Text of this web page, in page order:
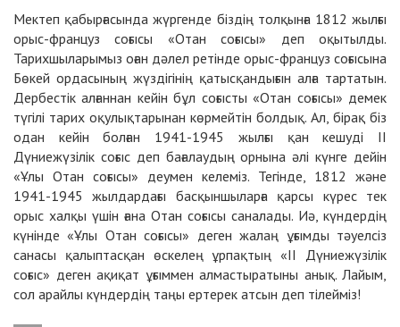
Мектеп қабырғасында жүргенде біздің толқынға 1812 жылғы
орыс-француз соғысы «Отан соғысы» деп оқытылды.
Тарихшыларымыз оған дәлел ретінде орыс-француз соғысына
Бөкей ордасының жүздігінің қатысқандығын алға тартатын.
Дербестік алғаннан кейін бұл соғысты «Отан соғысы» демек
түгілі тарих оқулықтарынан көрмейтін болдық. Ал, бірақ біз
одан кейін болған 1941-1945 жылғы қан кешуді ІІ
Дүниежүзілік соғыс деп бағалаудың орнына әлі күнге дейін
«Ұлы Отан соғысы» деумен келеміз. Тегінде, 1812 және
1941-1945 жылдардағы басқыншыларға қарсы күрес тек
орыс халқы үшін ғана Отан соғысы саналады. Иә, күндердің
күнінде «Ұлы Отан соғысы» деген жалаң ұғымды тәуелсіз
санасы қалыптасқан өскелең ұрпақтың «ІІ Дүниежүзілік
соғыс» деген ақиқат ұғыммен алмастыратыны анық. Лайым,
сол арайлы күндердің таңы ертерек атсын деп тілейміз!